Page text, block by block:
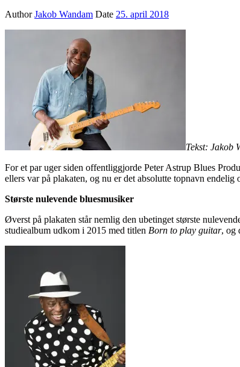
AuthorJakob Wandam Date 25. april 2018
Tekst: Jakob
For et par uger siden offentliggjorde Peter Astrup Blues
ellers var på plakaten, og nu er det absolutte topnavn endelig
Største nulevende bluesmusiker
Øverst på plakaten står nemlig den ubetinget største
studiealbum udkom i 2015 med titlen Born to play guitar, og